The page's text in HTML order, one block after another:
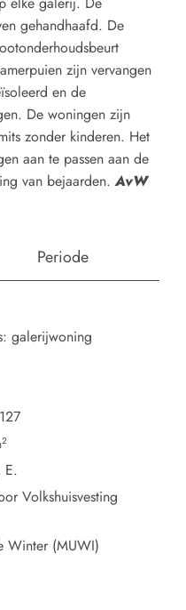
gehandhaafd. De
zijn vervangen
en de
De woningen zijn
zonder kinderen. Het
aan te passen aan de
van bejaarden. AvW
Periode
galerijwoning
2
E.
Volkshuisvesting
Winter (MUWI)